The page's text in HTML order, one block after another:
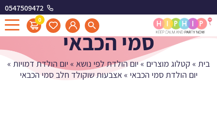
0547509472
0
אצבעות שוקולד חלב
סמי הכבאי
בית » קטלוג מוצרים » יום הולדת לפי נושא » יום הולדת דמויות »
יום הולדת סמי הכבאי »אצבעות שוקולד חלב סמי הכבאי